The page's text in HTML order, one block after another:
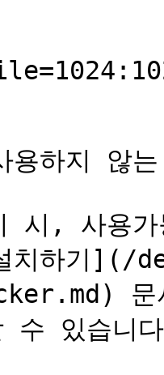
하지 않
시, 사용
치하기](/
문
수 있습니